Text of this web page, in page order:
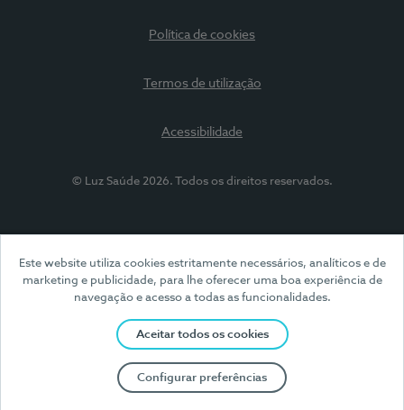
Este website utiliza cookies estritamente necessários, analíticos e de
marketing e publicidade, para lhe oferecer uma boa experiência de
navegação e acesso a todas as funcionalidades.
Aceitar todos os cookies
Configurar preferências
Política de cookies
Termos de utilização
Acessibilidade
© Luz Saúde 2026. Todos os direitos reservados.